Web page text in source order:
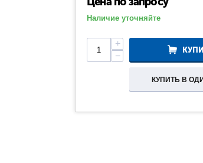
Наличие уточняйте
+
−
КУПИТЬ В